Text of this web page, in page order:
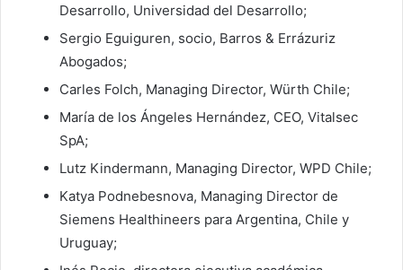
Desarrollo, Universidad del Desarrollo;
Sergio Eguiguren, socio, Barros & Errázuriz
Abogados;
Carles Folch, Managing Director, Würth Chile;
María de los Ángeles Hernández, CEO, Vitalsec
SpA;
Lutz Kindermann, Managing Director, WPD Chile;
Katya Podnebesnova, Managing Director de
Siemens Healthineers para Argentina, Chile y
Uruguay;